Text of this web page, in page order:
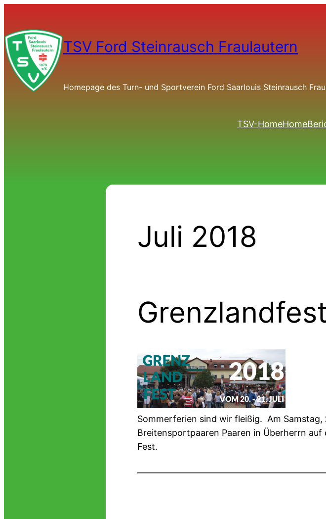
TSV Ford Steinrausch Fraulautern
Homepage des Turn- und Sportverein Ford Saarlouis Steinrausch
TSV-HomeHome
Juli 2018
Sommerferien sind wir fleißig. Am Samstag,
Breitensportpaaren Paaren in Überherrn
Fest.